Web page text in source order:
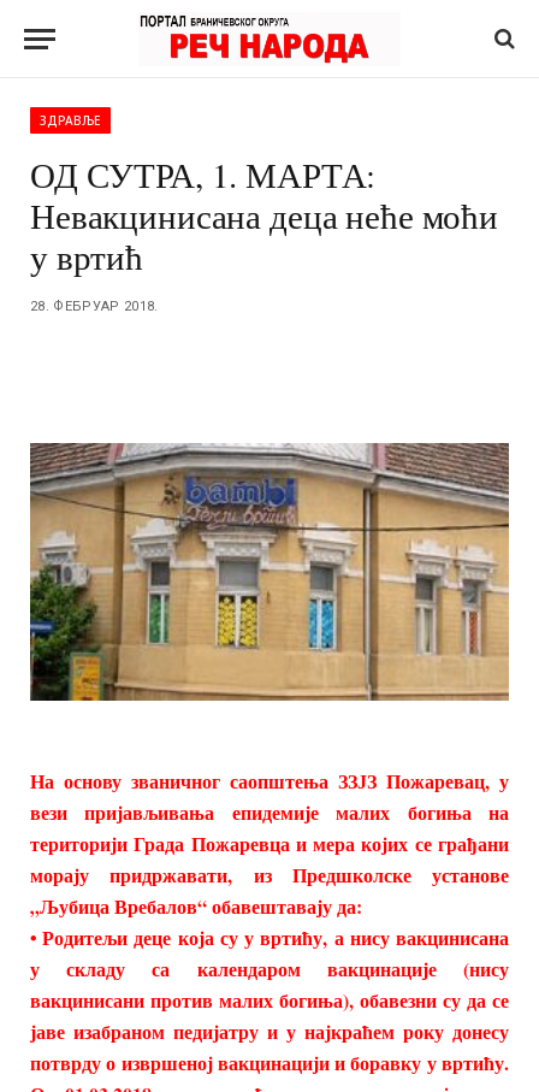
ЗДРАВЉЕ
ОД СУТРА, 1. МАРТА:
Невакцинисана деца неће моћи
у вртић
28. ФЕБРУАР 2018.
На основу званичног саопштења ЗЗЈЗ Пожаревац, у
вези пријављивања епидемије малих богиња на
територији Града Пожаревца и мера којих се грађани
морају придржавати, из Предшколске установе
„Љубица Вребалов“ обавештавају да:
• Родитељи деце која су у вртићу, а нису вакцинисана
у складу са календаром вакцинације (нису
вакцинисани против малих богиња), обавезни су да се
јаве изабраном педијатру и у најкраћем року донесу
потврду о извршеној вакцинацији и боравку у вртићу.